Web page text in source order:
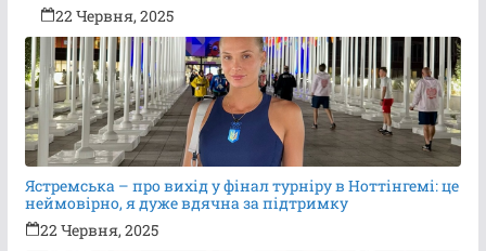
22 Червня, 2025
Ястремська – про вихід у фінал турніру в Ноттінгемі: це
неймовірно, я дуже вдячна за підтримку
22 Червня, 2025